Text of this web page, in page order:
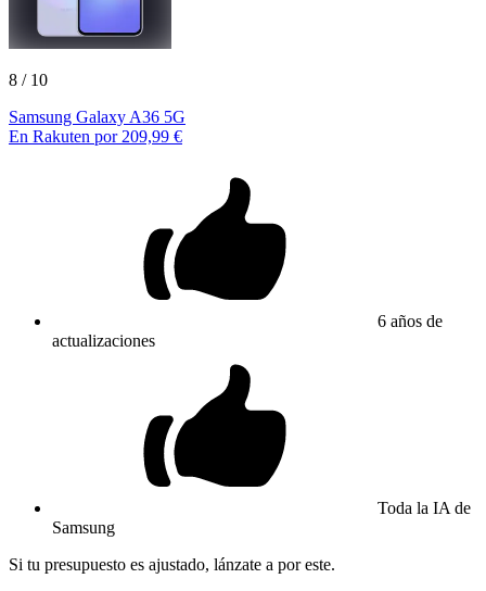
8 / 10
Samsung Galaxy A36 5G
En Rakuten por 209,99 €
6 años de
actualizaciones
Toda la IA de
Samsung
Si tu presupuesto es ajustado, lánzate a por este.